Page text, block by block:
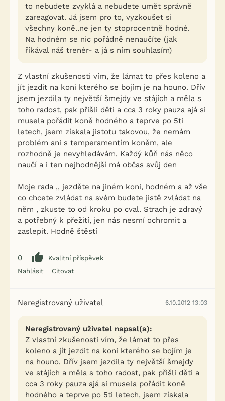
to nebudete zvyklá a nebudete umět správně
zareagovat. Já jsem pro to, vyzkoušet si
všechny koně..ne jen ty stoprocentně hodné.
Na hodném se nic pořádně nenaučíte (jak
říkával náš trenér- a já s ním souhlasím)
Z vlastní zkušenosti vím, že lámat to přes koleno a
jít jezdit na koni kterého se bojím je na houno. Dřív
jsem jezdila ty největší šmejdy ve stájích a měla s
toho radost, pak přišli děti a cca 3 roky pauza ajá si
musela pořádit koně hodného a teprve po 5ti
letech, jsem získala jistotu takovou, že nemám
problém ani s temperamentím koněm, ale
rozhodně je nevyhledávám. Každý kůň nás něco
naučí a i ten nejhodnější má občas svůj den
Moje rada ,, jezděte na jiném koni, hodném a až vše
co chcete zvládat na svém budete jistě zvládat na
něm , zkuste to od kroku po cval. Strach je zdravý
a potřebný k přežití, jen nás nesmí ochromit a
zaslepit. Hodně štěstí
0
Kvalitní příspěvek
Nahlásit
Citovat
Neregistrovaný uživatel 6.10.2012 13:03
Neregistrovaný uživatel napsal(a):
Z vlastní zkušenosti vím, že lámat to přes
koleno a jít jezdit na koni kterého se bojím je
na houno. Dřív jsem jezdila ty největší šmejdy
ve stájích a měla s toho radost, pak přišli děti a
cca 3 roky pauza ajá si musela pořádit koně
hodného a teprve po 5ti letech, jsem získala